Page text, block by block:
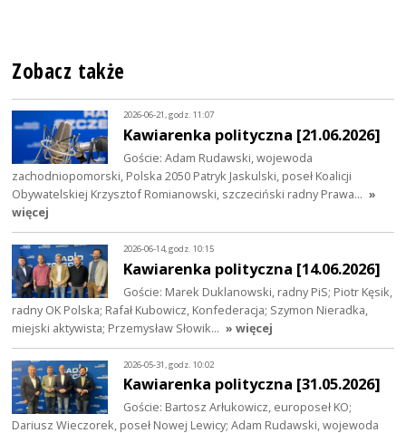
Zobacz także
2026-06-21, godz. 11:07
Kawiarenka polityczna [21.06.2026]
Goście: Adam Rudawski, wojewoda
zachodniopomorski, Polska 2050 Patryk Jaskulski, poseł Koalicji
Obywatelskiej Krzysztof Romianowski, szczeciński radny Prawa… »
więcej
2026-06-14, godz. 10:15
Kawiarenka polityczna [14.06.2026]
Goście: Marek Duklanowski, radny PiS; Piotr Kęsik,
radny OK Polska; Rafał Kubowicz, Konfederacja; Szymon Nieradka,
miejski aktywista; Przemysław Słowik… » więcej
2026-05-31, godz. 10:02
Kawiarenka polityczna [31.05.2026]
Goście: Bartosz Arłukowicz, europoseł KO;
Dariusz Wieczorek, poseł Nowej Lewicy; Adam Rudawski, wojewoda